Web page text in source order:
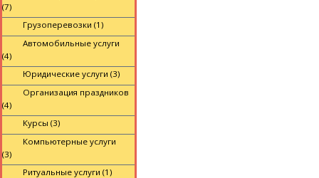
(7)
Грузоперевозки (1)
Автомобильные услуги
(4)
Юридические услуги (3)
Организация праздников
(4)
Курсы (3)
Компьютерные услуги
(3)
Ритуальные услуги (1)